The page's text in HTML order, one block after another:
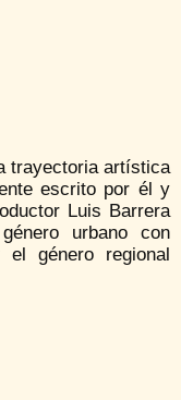
trayectoria artística
escrito por él y
Luis Barrera
urbano con
género regional